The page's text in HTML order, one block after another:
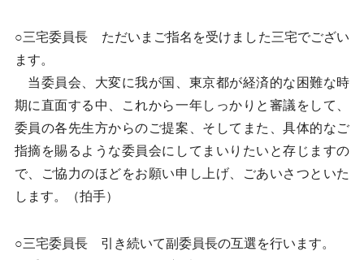
○三宅委員長 ただいまご指名を受けました三宅でござい
ます。
当委員会、大変に我が国、東京都が経済的な困難な時
期に直面する中、これから一年しっかりと審議をして、
委員の各先生方からのご提案、そしてまた、具体的なご
指摘を賜るような委員会にしてまいりたいと存じますの
で、ご協力のほどをお願い申し上げ、ごあいさつといた
します。（拍手）
○三宅委員長 引き続いて副委員長の互選を行います。